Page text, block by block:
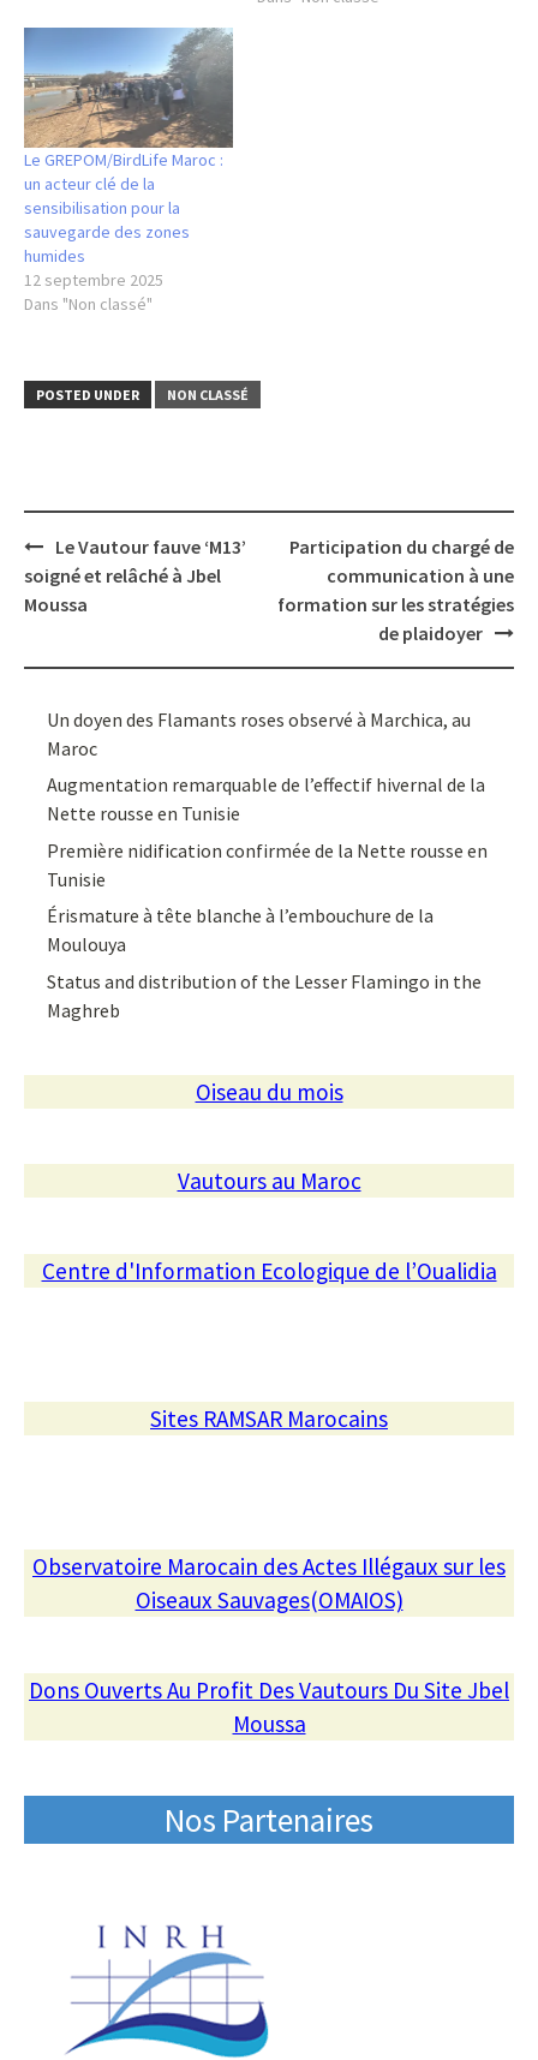
Le GREPOM/BirdLife Maroc :
un acteur clé de la
sensibilisation pour la
sauvegarde des zones
humides
12 septembre 2025
Dans "Non classé"
POSTED UNDER NON CLASSÉ
Post
navigation
Le Vautour fauve ‘M13’
soigné et relâché à Jbel
Moussa
Participation du chargé de
communication à une
formation sur les stratégies
de plaidoyer
Un doyen des Flamants roses observé à Marchica, au
Maroc
Augmentation remarquable de l’effectif hivernal de la
Nette rousse en Tunisie
Première nidification confirmée de la Nette rousse en
Tunisie
Érismature à tête blanche à l’embouchure de la
Moulouya
Status and distribution of the Lesser Flamingo in the
Maghreb
Oiseau du mois
Vautours au Maroc
Centre d'Information Ecologique de l’Oualidia
Sites RAMSAR Marocains
Observatoire Marocain des Actes Illégaux sur les
Oiseaux Sauvages(OMAIOS)
Dons Ouverts Au Profit Des Vautours Du Site Jbel
Moussa
Nos Partenaires